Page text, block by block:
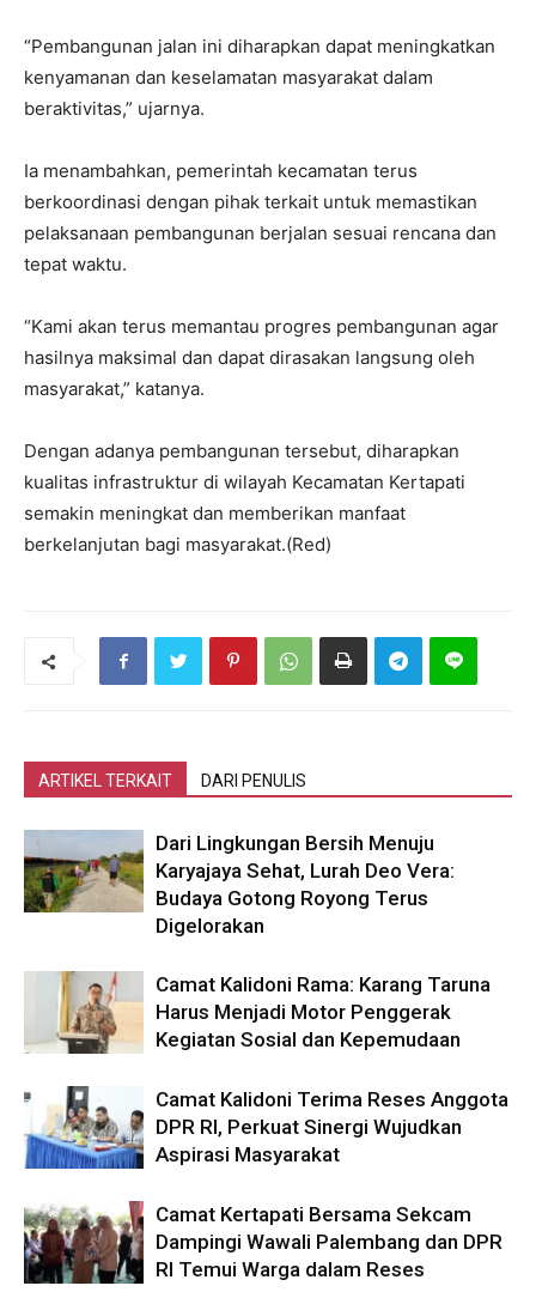
“Pembangunan jalan ini diharapkan dapat meningkatkan
kenyamanan dan keselamatan masyarakat dalam
beraktivitas,” ujarnya.
Ia menambahkan, pemerintah kecamatan terus
berkoordinasi dengan pihak terkait untuk memastikan
pelaksanaan pembangunan berjalan sesuai rencana dan
tepat waktu.
“Kami akan terus memantau progres pembangunan agar
hasilnya maksimal dan dapat dirasakan langsung oleh
masyarakat,” katanya.
Dengan adanya pembangunan tersebut, diharapkan
kualitas infrastruktur di wilayah Kecamatan Kertapati
semakin meningkat dan memberikan manfaat
berkelanjutan bagi masyarakat.(Red)
ARTIKEL TERKAIT DARI PENULIS
Dari Lingkungan Bersih Menuju
Karyajaya Sehat, Lurah Deo Vera:
Budaya Gotong Royong Terus
Digelorakan
Camat Kalidoni Rama: Karang Taruna
Harus Menjadi Motor Penggerak
Kegiatan Sosial dan Kepemudaan
Camat Kalidoni Terima Reses Anggota
DPR RI, Perkuat Sinergi Wujudkan
Aspirasi Masyarakat
Camat Kertapati Bersama Sekcam
Dampingi Wawali Palembang dan DPR
RI Temui Warga dalam Reses